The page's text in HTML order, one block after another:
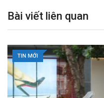
Bài viết liên quan
TIN MỚI